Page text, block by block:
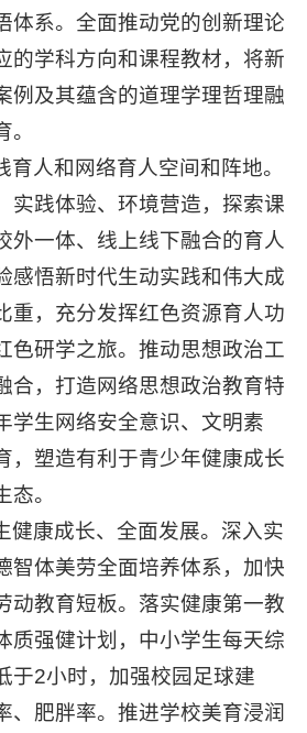
体系。全面推动党的创新理论
的学科方向和课程教材，将新
例及其蕴含的道理学理哲理融
育人和网络育人空间和阵地。
实践体验、环境营造，探索课
外一体、线上线下融合的育人
感悟新时代生动实践和伟大成
重，充分发挥红色资源育人功
色研学之旅。推动思想政治工
合，打造网络思想政治教育特
学生网络安全意识、文明素
，塑造有利于青少年健康成长
。
健康成长、全面发展。深入实
智体美劳全面培养体系，加快
动教育短板。落实健康第一教
质强健计划，中小学生每天综
于2小时，加强校园足球建
、肥胖率。推进学校美育浸润